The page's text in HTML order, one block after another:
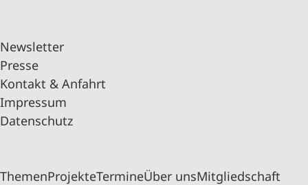
Newsletter
Presse
Kontakt & Anfahrt
Impressum
Datenschutz
ThemenProjekteTermineÜber unsMitgliedschaft